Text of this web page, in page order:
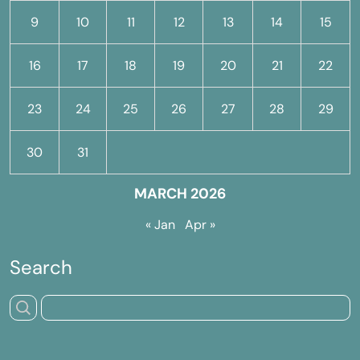
MARCH 2026
9 10 11 12 13 14 15
16 17 18 19 20 21 22
23 24 25 26 27 28 29
30 31
« Jan Apr »
Search